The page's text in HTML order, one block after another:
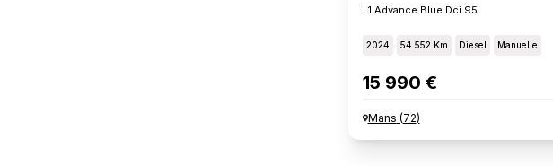
L1 Advance Blue Dci 95
2024 54 552 Km Diesel Manuelle
15 990 €
Mans (72)